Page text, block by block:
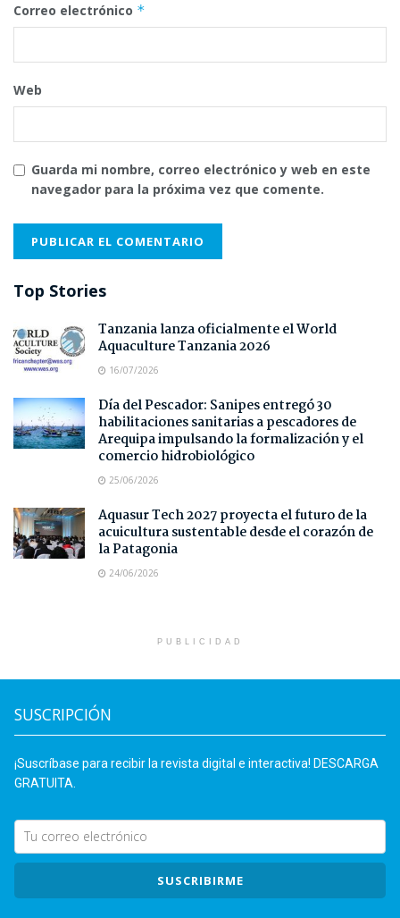
Correo electrónico *
Web
Guarda mi nombre, correo electrónico y web en este
navegador para la próxima vez que comente.
Top Stories
Tanzania lanza oficialmente el World
Aquaculture Tanzania 2026
16/07/2026
Día del Pescador: Sanipes entregó 30
habilitaciones sanitarias a pescadores de
Arequipa impulsando la formalización y el
comercio hidrobiológico
25/06/2026
Aquasur Tech 2027 proyecta el futuro de la
acuicultura sustentable desde el corazón de
la Patagonia
24/06/2026
PUBLICIDAD
SUSCRIPCIÓN
¡Suscríbase para recibir la revista digital e interactiva! DESCARGA
GRATUITA.
SUSCRIBIRME